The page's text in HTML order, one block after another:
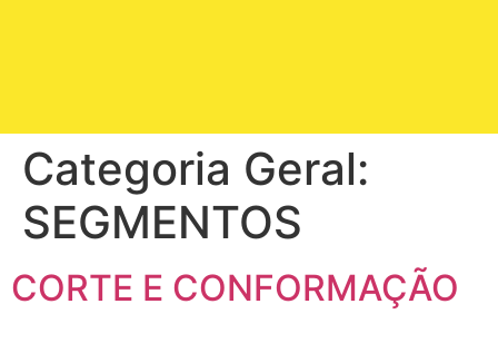
Categoria Geral:
SEGMENTOS
CORTE E CONFORMAÇÃO